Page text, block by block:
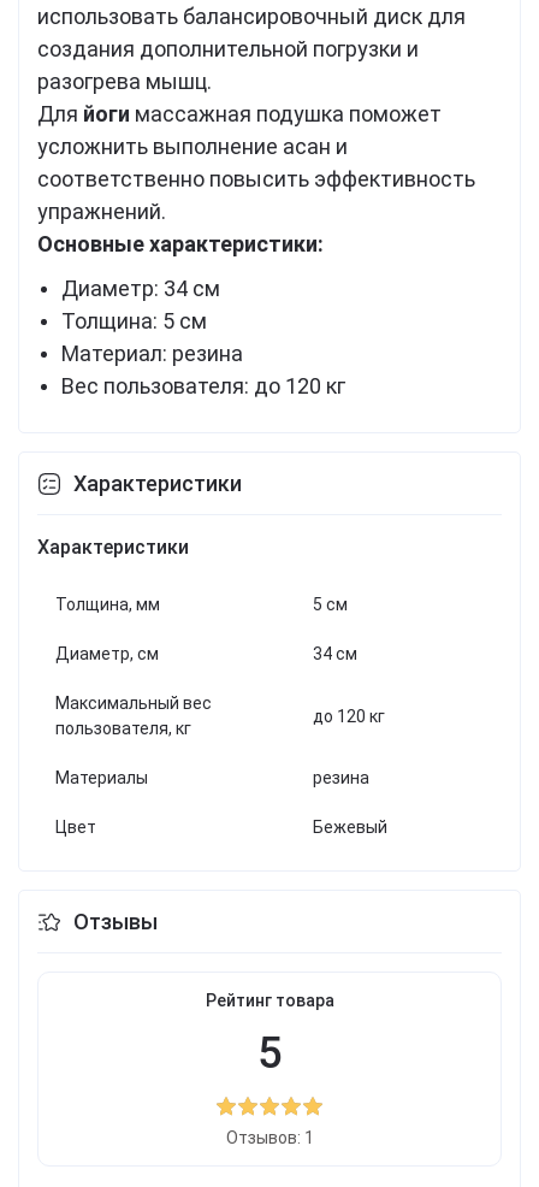
использовать балансировочный диск для
создания дополнительной погрузки и
разогрева мышц.
Для йоги массажная подушка поможет
усложнить выполнение асан и
соответственно повысить эффективность
упражнений.
Основные характеристики:
Диаметр: 34 см
Толщина: 5 см
Материал: резина
Вес пользователя: до 120 кг
Характеристики
Характеристики
Толщина, мм 5 см
Диаметр, см 34 см
Максимальный вес
пользователя, кг
до 120 кг
Материалы резина
Цвет Бежевый
Отзывы
Рейтинг товара
5
Отзывов: 1